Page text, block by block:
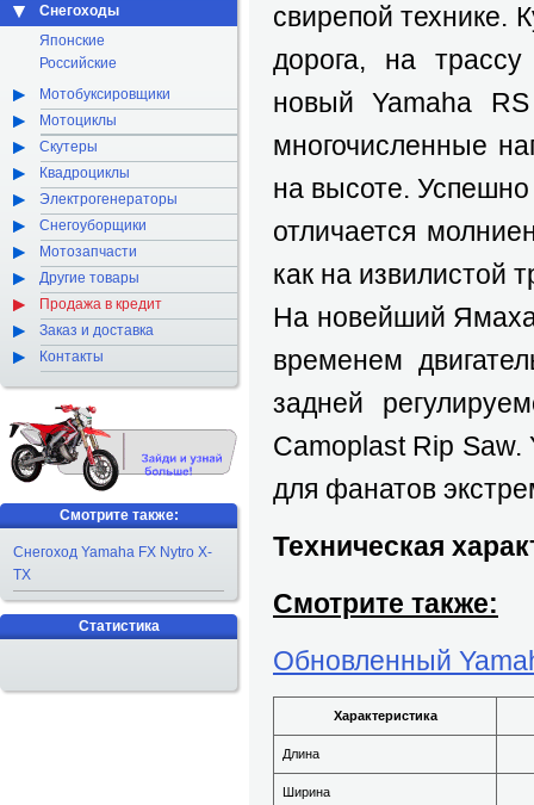
свирепой технике.
дорога, на
новый Yamaha
многочисленные
на высоте.
отличается
как на извилистой
На новейший Ямаха
временем
задней
Camoplast Rip Saw.
для фанатов
Техническая
Смотрите также:
Обновленный
Характеристика
Длина
Ширина
Снегоходы
Японские
Российские
Мотобуксировщики
Мотоциклы
Скутеры
Квадроциклы
Электрогенераторы
Снегоуборщики
Мотозапчасти
Другие товары
Продажа в кредит
Заказ и доставка
Контакты
Смотрите также:
Снегоход Yamaha FX Nytro X-
TX
Статистика